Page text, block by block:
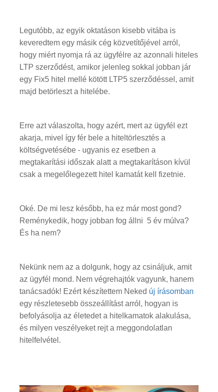
Legutóbb, az egyik oktatáson kisebb vitába is
keveredtem egy másik cég közvetítőjével arról,
hogy miért nyomja rá az ügyfélre az azonnali hiteles
LTP szerződést, amikor jelenleg sokkal jobban jár
egy Fix5 hitel mellé kötött LTP5 szerződéssel, amit
majd betörleszt a hitelébe.
Erre azt válaszolta, hogy azért, mert az ügyfél ezt
akarja, mivel így fér bele a hiteltörlesztés a
költségvetésébe - ugyanis ez esetben a
megtakarítási időszak alatt a megtakarításon kívül
csak a megelőlegezett hitel kamatát kell fizetnie.
Oké. De mi lesz később, ha ez már most gond?
Reménykedik, hogy jobban fog állni 5 év múlva?
És ha nem?
Nekünk nem az a dolgunk, hogy az csináljuk, amit
az ügyfél mond. Nem végrehajtók vagyunk, hanem
tanácsadók! Ezért készítettem Neked új írásomban
egy részletesebb összeállítást arról, hogyan is
befolyásolja az életedet a hitelkamatok alakulása,
és milyen veszélyeket rejt a meggondolatlan
hitelfelvétel.